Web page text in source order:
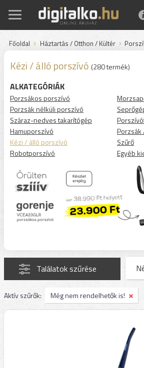
Főoldal Háztartás / Otthon / Kültér
Kézi / álló porszívó (280 termék)
ALKATEGÓRIÁK
Porzsákos porszívó
Porzsák nélküli porszívó
Száraz-nedves takarítógép
Hamuporszívó
Kézi / álló porszívó
Robotporszívó
Szűrő
Egyéb
Találatok szűrése
Aktív szűrők: Még nem rendelhetők is!